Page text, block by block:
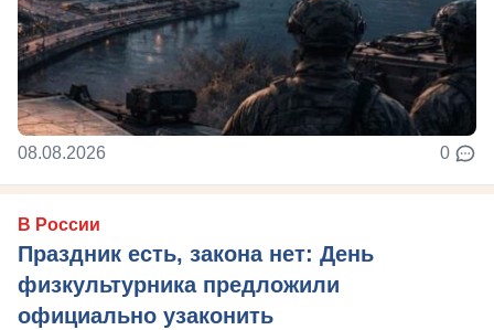
08.08.2026 0
В России
Праздник есть, закона нет: День
физкультурника предложили
официально узаконить